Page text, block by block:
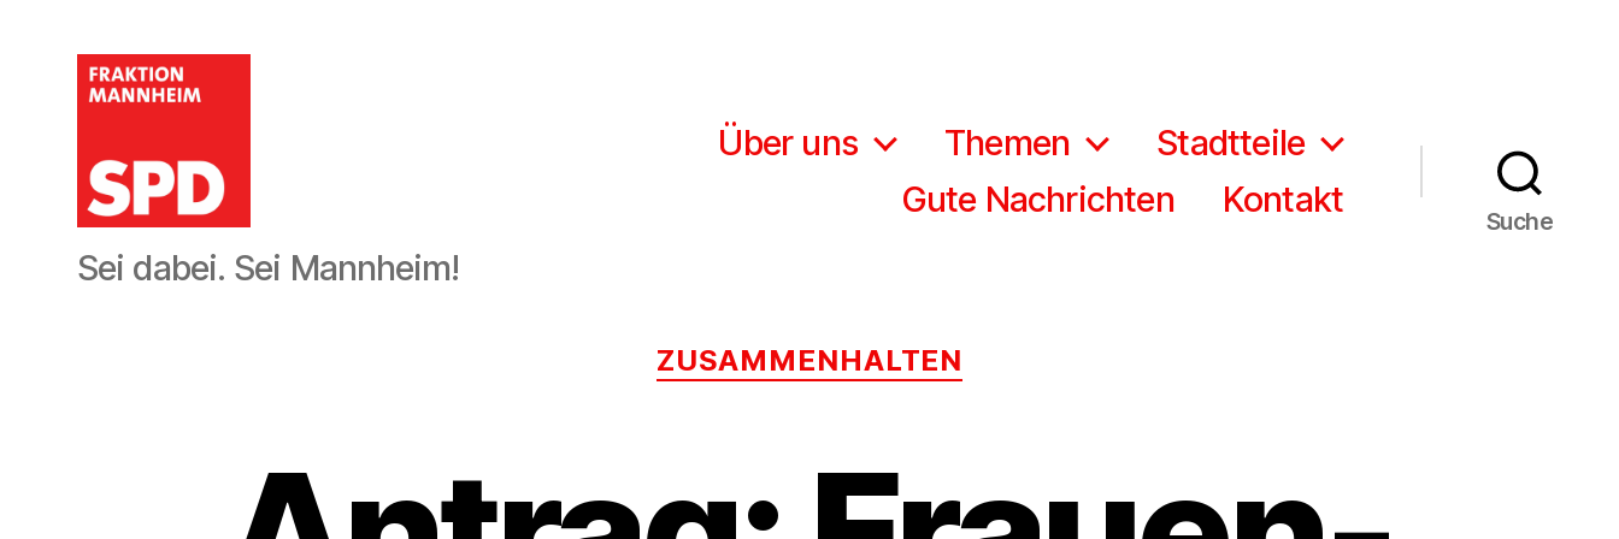
SPD-
Gemeinderatsfraktion
Sei dabei. Sei Mannheim!
Über uns Themen
Stadtteile
Gute Nachrichten
Kontakt
Suche
Kategorien
ZUSAMMENHALTEN